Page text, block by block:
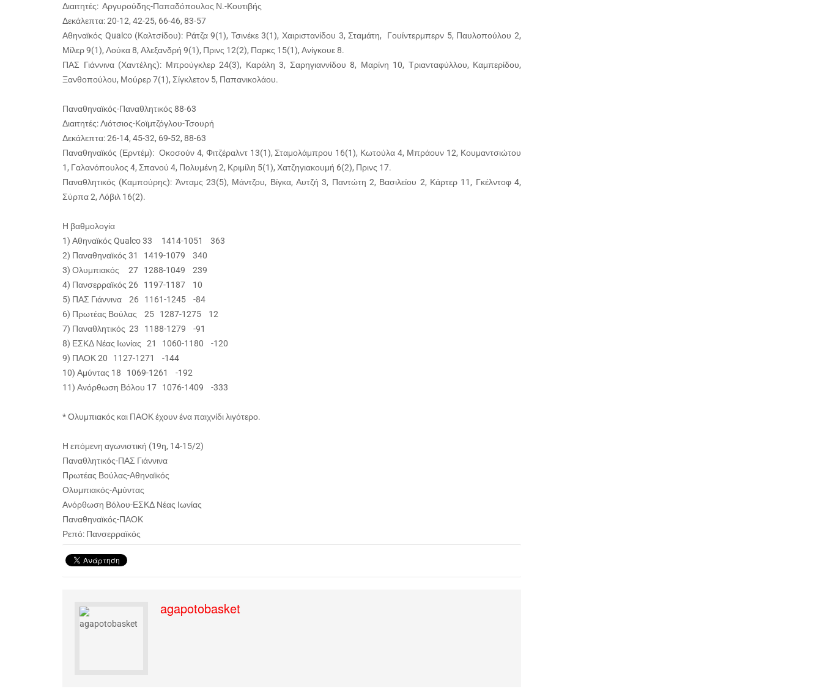
Διαιτητές: Αργυρούδης-Παπαδόπουλος Ν.-Κουτιβής
Δεκάλεπτα: 20-12, 42-25, 66-46, 83-57
Αθηναϊκός Qualco (Καλτσίδου): Ράτζα 9(1), Τσινέκε 3(1), Χαιριστανίδου 3, Σταμάτη, Γουίντερμπερν 5, Παυλοπούλου 2,
Μίλερ 9(1), Λούκα 8, Αλεξανδρή 9(1), Πρινς 12(2), Παρκς 15(1), Ανίγκουε 8.
ΠΑΣ Γιάννινα (Χαντέλης): Μπρούγκλερ 24(3), Καράλη 3, Σαρηγιαννίδου 8, Μαρίνη 10, Τριανταφύλλου, Καμπερίδου,
Ξανθοπούλου, Μούρερ 7(1), Σίγκλετον 5, Παπανικολάου.
Παναθηναϊκός-Παναθλητικός 88-63
Διαιτητές: Λιότσιος-Κοϊμτζόγλου-Τσουρή
Δεκάλεπτα: 26-14, 45-32, 69-52, 88-63
Παναθηναϊκός (Ερντέμ): Οκοσούν 4, Φιτζέραλντ 13(1), Σταμολάμπρου 16(1), Κωτούλα 4, Μπράουν 12, Κουμαντσιώτου
1, Γαλανόπουλος 4, Σπανού 4, Πολυμένη 2, Κριμίλη 5(1), Χατζηγιακουμή 6(2), Πρινς 17.
Παναθλητικός (Καμπούρης): Άνταμς 23(5), Μάντζου, Βίγκα, Αυτζή 3, Παντώτη 2, Βασιλείου 2, Κάρτερ 11, Γκέλντοφ 4,
Σύρπα 2, Λόβιλ 16(2).
Η βαθμολογία
1) Αθηναϊκός Qualco 33 1414-1051 363
2) Παναθηναϊκός 31 1419-1079 340
3) Ολυμπιακός 27 1288-1049 239
4) Πανσερραϊκός 26 1197-1187 10
5) ΠΑΣ Γιάννινα 26 1161-1245 -84
6) Πρωτέας Βούλας 25 1287-1275 12
7) Παναθλητικός 23 1188-1279 -91
8) ΕΣΚΔ Νέας Ιωνίας 21 1060-1180 -120
9) ΠΑΟΚ 20 1127-1271 -144
10) Αμύντας 18 1069-1261 -192
11) Ανόρθωση Βόλου 17 1076-1409 -333
* Ολυμπιακός και ΠΑΟΚ έχουν ένα παιχνίδι λιγότερο.
Η επόμενη αγωνιστική (19η, 14-15/2)
Παναθλητικός-ΠΑΣ Γιάννινα
Πρωτέας Βούλας-Αθηναϊκός
Ολυμπιακός-Αμύντας
Ανόρθωση Βόλου-ΕΣΚΔ Νέας Ιωνίας
Παναθηναϊκός-ΠΑΟΚ
Ρεπό: Πανσερραϊκός
agapotobasket